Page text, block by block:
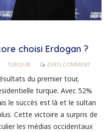
choisi Erdogan ?
TURQUIE ZERO COMMENT
du premier tour,
turque. Avec 52%
le succès est là et le sultan
Cette victoire a surpris de
les médias occidentaux